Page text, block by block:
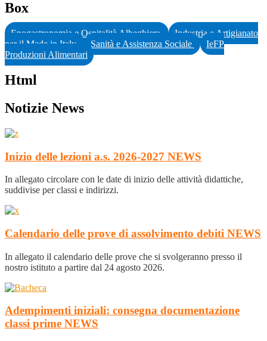
Box
Enogastronomia e Ospitalità Albeghiera
Industria e Artigianato
per il Made in Italy
Sanità e Assistenza Sociale
IeFP
Produzioni Alimentari
Html
Notizie News
Inizio delle lezioni a.s. 2026-2027 NEWS
In allegato circolare con le date di inizio delle attività didattiche,
suddivise per classi e indirizzi.
Calendario delle prove di assolvimento debiti NEWS
In allegato il calendario delle prove che si svolgeranno presso il
nostro istituto a partire dal 24 agosto 2026.
Adempimenti iniziali: consegna documentazione
classi prime NEWS